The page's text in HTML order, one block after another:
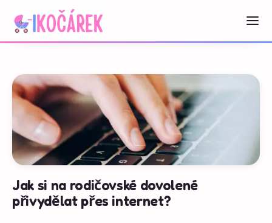
Jak si na rodičovské dovolené
přivydělat přes internet?